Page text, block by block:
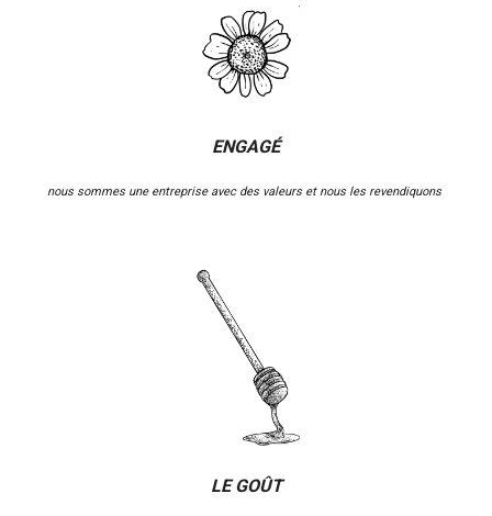
ENGAGÉ
nous sommes une entreprise avec des valeurs et nous les revendiquons
LE GOÛT